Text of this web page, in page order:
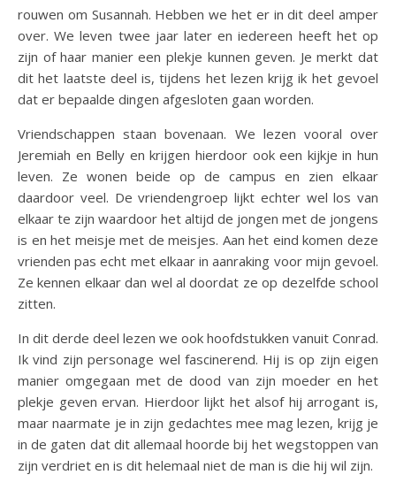
rouwen om Susannah. Hebben we het er in dit deel amper
over. We leven twee jaar later en iedereen heeft het op
zijn of haar manier een plekje kunnen geven. Je merkt dat
dit het laatste deel is, tijdens het lezen krijg ik het gevoel
dat er bepaalde dingen afgesloten gaan worden.
Vriendschappen staan bovenaan. We lezen vooral over
Jeremiah en Belly en krijgen hierdoor ook een kijkje in hun
leven. Ze wonen beide op de campus en zien elkaar
daardoor veel. De vriendengroep lijkt echter wel los van
elkaar te zijn waardoor het altijd de jongen met de jongens
is en het meisje met de meisjes. Aan het eind komen deze
vrienden pas echt met elkaar in aanraking voor mijn gevoel.
Ze kennen elkaar dan wel al doordat ze op dezelfde school
zitten.
In dit derde deel lezen we ook hoofdstukken vanuit Conrad.
Ik vind zijn personage wel fascinerend. Hij is op zijn eigen
manier omgegaan met de dood van zijn moeder en het
plekje geven ervan. Hierdoor lijkt het alsof hij arrogant is,
maar naarmate je in zijn gedachtes mee mag lezen, krijg je
in de gaten dat dit allemaal hoorde bij het wegstoppen van
zijn verdriet en is dit helemaal niet de man is die hij wil zijn.